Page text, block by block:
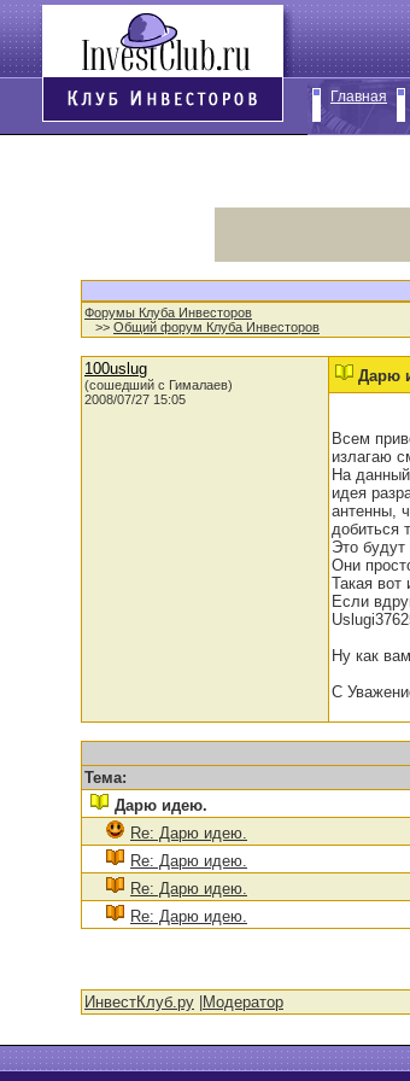
Главная
Форумы Клуба Инвесторов
>> Общий форум Клуба Инвесторов
100uslug
(сошедший с Гималаев)
2008/07/27 15:05
Дарю
Всем
излагаю
На
идея
антенны,
добиться
Это
Они
Такая вот
Если
Ну как
С
Тема:
Дарю идею.
Re: Дарю идею.
Re: Дарю идею.
Re: Дарю идею.
Re: Дарю идею.
ИнвестКлуб.ру Модератор